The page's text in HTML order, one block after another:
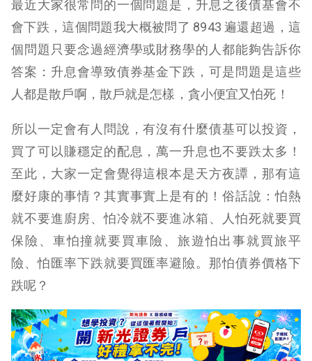
最近大家很常問的一個問題是，升息之後債基會不
會下跌，這個問題我大概被問了 8943 遍還超過，這
個問題只要念過經濟學或財務學的人都能夠告訴你
答案：升息會導致債券基金下跌，可是問題是這些
人都是散戶啊，散戶就是怎樣，貪小便宜又怕死！
所以一定會有人問說，有沒有什麼債基可以投資，
買了可以賺穩定的配息，萬一升息也不要跌太多！
至此，大家一定會覺得這根本是天方夜譚，那有這
麼好康的事情？其實事實上是有的！俗話說：怕熱
就不要進廚房、怕冷就不要進冰箱、人怕死就要買
保險、車怕撞就要買車險、旅遊怕出事就買旅平
險、怕匯率下跌就要買匯率避險。那怕債券價格下
跌呢？